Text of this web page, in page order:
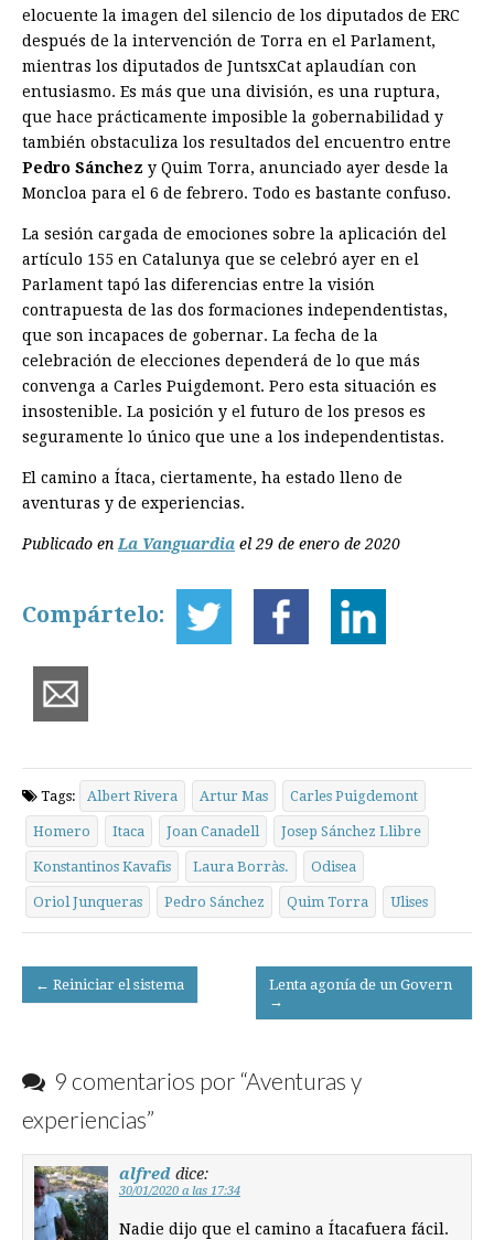
elocuente la imagen del silencio de los diputados de ERC
después de la ­intervención de Torra en el Parlament,
mientras los diputados de JuntsxCat aplaudían con
entusiasmo. Es más que una división, es una ruptura,
que hace prácticamente imposible la gobernabilidad y
también obstaculiza los resultados del encuentro entre
Pedro Sánchez y Quim Torra, anunciado ayer desde la
Moncloa para el 6 de febrero. Todo es bastante confuso.
La sesión cargada de emociones sobre la aplicación del
artículo 155 en Catalunya que se celebró ayer en el
Parlament tapó las diferencias entre la visión
contrapuesta de las dos formaciones independentistas,
que son incapaces de gobernar. La fecha de la
celebración de elecciones dependerá de lo que más
convenga a Carles Puigdemont. Pero esta situación es
insostenible. La posición y el futuro de los presos es
seguramente lo único que une a los independentistas.
El camino a Ítaca, ciertamente, ha estado lleno de
aventuras y de experiencias.
Publicado en La Vanguardia el 29 de enero de 2020
Compártelo:
Tags: Albert Rivera Artur Mas Carles Puigdemont
Homero Itaca Joan Canadell Josep Sánchez Llibre
Konstantinos Kavafis Laura Borràs. Odisea
Oriol Junqueras Pedro Sánchez Quim Torra Ulises
Post
← Reiniciar el sistema
Lenta agonía de un Govern
→
9 comentarios por “Aventuras y
experiencias”
alfred dice:
30/01/2020 a las 17:34
Nadie dijo que el camino a Ítacafuera fácil.